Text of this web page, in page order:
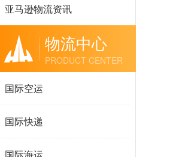
亚马逊物流资讯
物流中心
PRODUCT CENTER
国际空运
国际快递